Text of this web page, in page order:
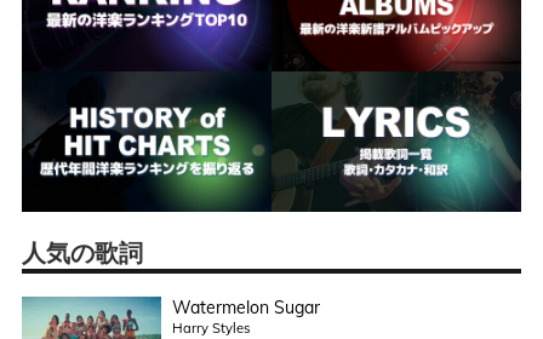
人気の歌詞
Watermelon Sugar
Harry Styles